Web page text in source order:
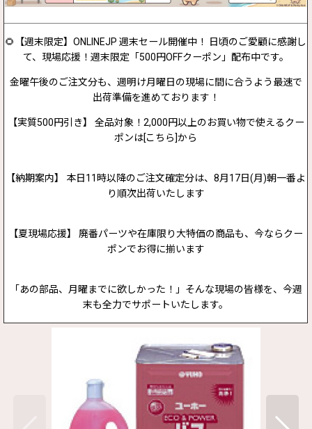
🌻【週末限定】ONLINEJP 週末セール開催中！ 日頃のご愛顧に感謝し
て、現場応援！週末限定「500円OFFクーポン」配布中です。
金曜午後のご注文分も、週明け月曜日の現場に間に合うよう最速で
出荷準備を進めております！
【実質500円引き】 全品対象！2,000円以上のお買い物で使えるクー
ポンは[こちら]から
【納期案内】 本日11時以降のご注文確定分は、8月17日(月)朝一番よ
り順次出荷いたします
【夏現場応援】 廃番パーツや在庫限り大特価の商品も、今ならクー
ポンでお得に揃います
「あの部品、月曜までに欲しかった！」そんな現場の皆様を、今週
末も全力でサポートいたします。